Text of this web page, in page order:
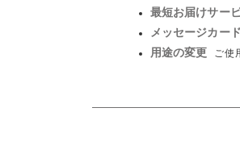
最短お届けサー
メッセージカード
用途の変更 ご使